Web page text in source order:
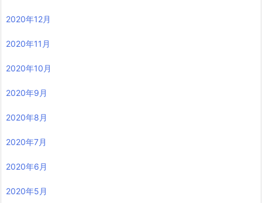
2020年12月
2020年11月
2020年10月
2020年9月
2020年8月
2020年7月
2020年6月
2020年5月